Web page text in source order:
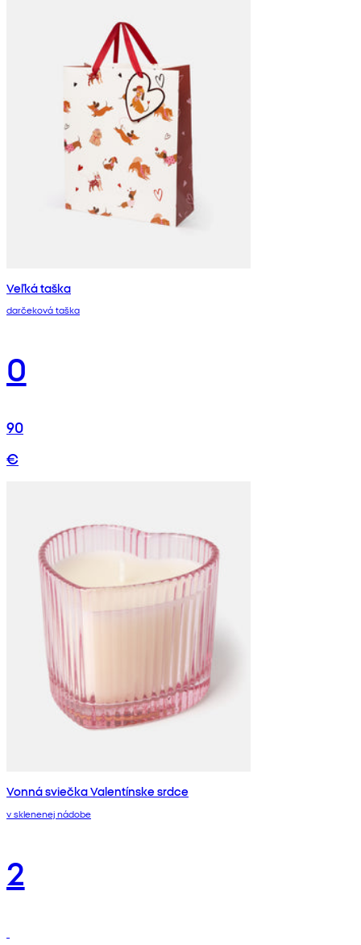
Veľká taška
darčeková taška
0
90
€
Vonná sviečka Valentínske srdce
v sklenenej nádobe
2